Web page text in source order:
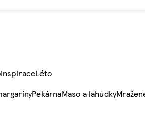
InspiraceLéto
PekárnaMaso a lahůdky